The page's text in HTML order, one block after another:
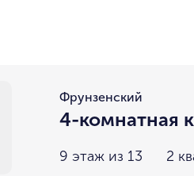
Фрунзенский
4-комнатная
9 этаж из 13 2